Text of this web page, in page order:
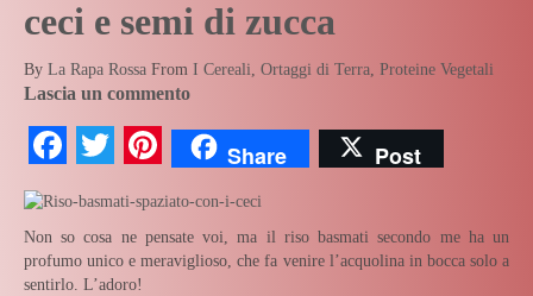
ceci e semi di zucca
By La Rapa Rossa From I Cereali, Ortaggi di Terra, Proteine Vegetali
Lascia un commento
Facebook
TwitterPinterest
Share Post
Non so cosa ne pensate voi, ma il riso basmati secondo me ha un
profumo unico e meraviglioso, che fa venire l’acquolina in bocca solo a
sentirlo. L’adoro!